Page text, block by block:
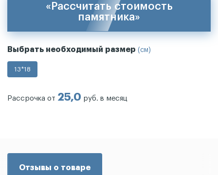
«Рассчитать стоимость
памятника»
Выбрать необходимый размер (см)
13*18
Рассрочка от 25,0 руб. в месяц
Отзывы о товаре